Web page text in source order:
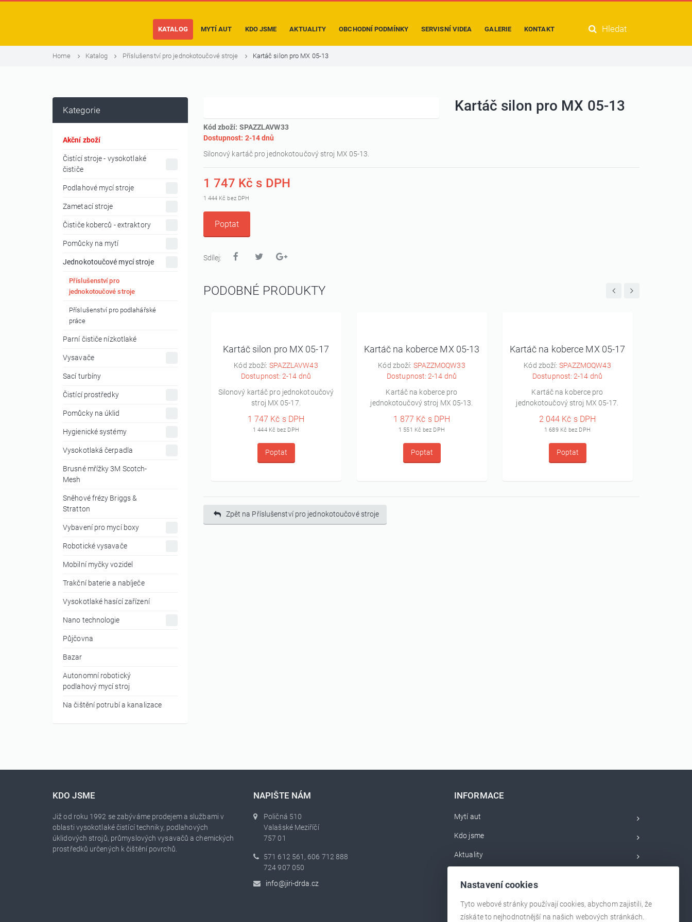
KATALOG MYTÍ AUT KDO JSME AKTUALITY OBCHODNÍ PODMÍNKY SERVISNÍ VIDEA GALERIE KONTAKT Hledat
Home Katalog Příslušenství pro jednokotoučové stroje Kartáč silon pro MX 05-13
Kategorie
Akční zboží
Čistící stroje - vysokotlaké
čističe
Podlahové mycí stroje
Zametací stroje
Čističe koberců - extraktory
Pomůcky na mytí
Jednokotoučové mycí stroje
Příslušenství pro
jednokotoučové stroje
Příslušenství pro podlahářské
práce
Parní čističe nízkotlaké
Vysavače
Sací turbíny
Čistící prostředky
Pomůcky na úklid
Hygienické systémy
Vysokotlaká čerpadla
Brusné mřížky 3M Scotch-
Mesh
Sněhové frézy Briggs &
Stratton
Vybavení pro mycí boxy
Robotické vysavače
Mobilní myčky vozidel
Trakční baterie a nabíječe
Vysokotlaké hasící zařízení
Nano technologie
Půjčovna
Bazar
Autonomní robotický
podlahový mycí stroj
Na čištění potrubí a kanalizace
Kartáč silon pro MX 05-13
Kód zboží: SPAZZLAVW33
Dostupnost: 2-14 dnů
Silonový kartáč pro jednokotoučový stroj MX 05-13.
1 747 Kč s DPH
1 444 Kč bez DPH
Poptat
Sdílej:
PODOBNÉ PRODUKTY
Kartáč silon pro MX 05-17
Kód zboží: SPAZZLAVW43
Dostupnost: 2-14 dnů
Silonový kartáč pro jednokotoučový
stroj MX 05-17.
1 747 Kč s DPH
1 444 Kč bez DPH
Poptat
Kartáč na koberce MX 05-13
Kód zboží: SPAZZMOQW33
Dostupnost: 2-14 dnů
Kartáč na koberce pro
jednokotoučový stroj MX 05-13.
1 877 Kč s DPH
1 551 Kč bez DPH
Poptat
Kartáč na koberce MX 05-17
Kód zboží: SPAZZMOQW43
Dostupnost: 2-14 dnů
Kartáč na koberce pro
jednokotoučový stroj MX 05-17.
2 044 Kč s DPH
1 689 Kč bez DPH
Poptat
Zpět na Příslušenství pro jednokotoučové stroje
KDO JSME
Již od roku 1992 se zabýváme prodejem a službami v
oblasti vysokotlaké čistící techniky, podlahových
úklidových strojů, průmyslových vysavačů a chemických
prostředků určených k čištění povrchů.
NAPIŠTE NÁM
Poličná 510
Valašské Meziříčí
757 01
571 612 561, 606 712 888
724 907 050
info@jiri-drda.cz
INFORMACE
Mytí aut
Kdo jsme
Aktuality
Nastavení cookies
Tyto webové stránky používají cookies, abychom zajistili, že
získáte to nejhodnotnější na našich webových stránkách.